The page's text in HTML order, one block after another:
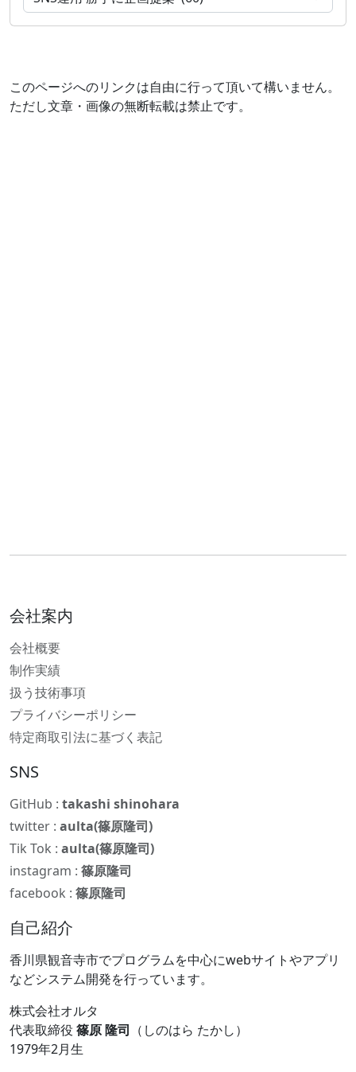
このページへのリンクは自由に行って頂いて構いません。
ただし文章・画像の無断転載は禁止です。
会社案内
会社概要
制作実績
扱う技術事項
プライバシーポリシー
特定商取引法に基づく表記
SNS
GitHub : takashi shinohara
twitter : aulta(篠原隆司)
Tik Tok : aulta(篠原隆司)
instagram : 篠原隆司
facebook : 篠原隆司
自己紹介
香川県観音寺市でプログラムを中心にwebサイトやアプリ
などシステム開発を行っています。
株式会社オルタ
代表取締役 篠原 隆司 （しのはら たかし）
1979年2月生